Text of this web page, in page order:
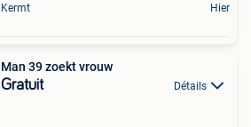
Kermt Hier
Man 39 zoekt vrouw
Gratuit Détails